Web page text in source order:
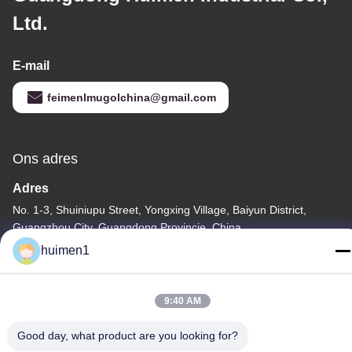
Ltd.
E-mail
feimenlmugolchina@gmail.com
Ons adres
Adres
No. 1-3, Shuiniupu Street, Yongxing Village, Baiyun District,
Guangzhou City, Guangdong Provincie, China
Tel.
huimen1
9:40 AM
Good day, what product are you looking for?